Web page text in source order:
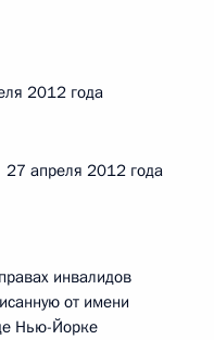
года
2012 года
инвалидов
от имени
Нью-Йорке